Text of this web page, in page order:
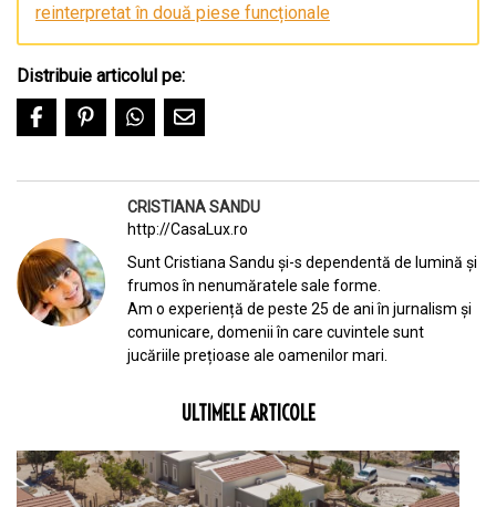
reinterpretat în două piese funcționale
Distribuie articolul pe:
CRISTIANA SANDU
http://CasaLux.ro
Sunt Cristiana Sandu și-s dependentă de lumină și
frumos în nenumăratele sale forme.
Am o experiență de peste 25 de ani în jurnalism și
comunicare, domenii în care cuvintele sunt
jucăriile prețioase ale oamenilor mari.
ULTIMELE ARTICOLE